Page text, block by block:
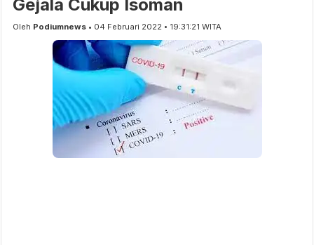
Gejala Cukup Isoman
Oleh Podiumnews • 04 Februari 2022 • 19:31:21 WITA